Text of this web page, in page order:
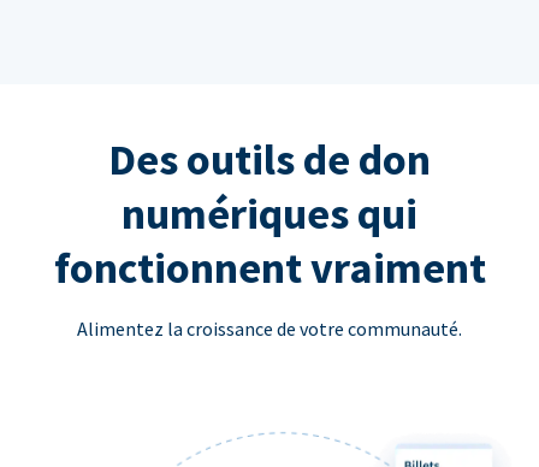
Des outils de don
numériques qui
fonctionnent vraiment
Alimentez la croissance de votre communauté.